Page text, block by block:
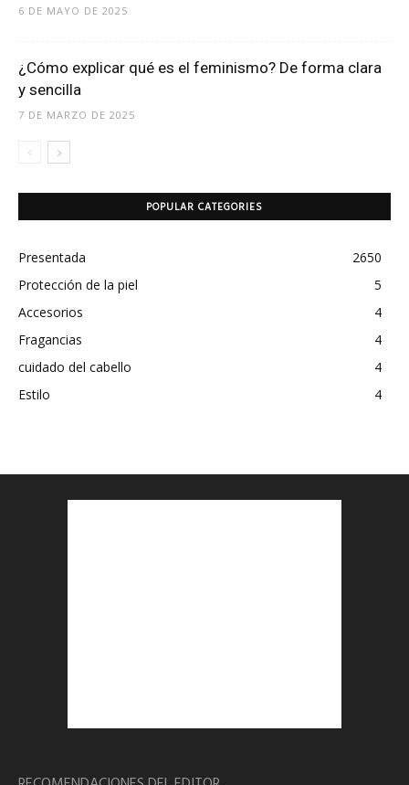
6 DE MAYO DE 2025
¿Cómo explicar qué es el feminismo? De forma clara
y sencilla
7 DE MARZO DE 2025
POPULAR CATEGORIES
Presentada
2650
Protección de la piel
5
Accesorios
4
Fragancias
4
cuidado del cabello
4
Estilo
4